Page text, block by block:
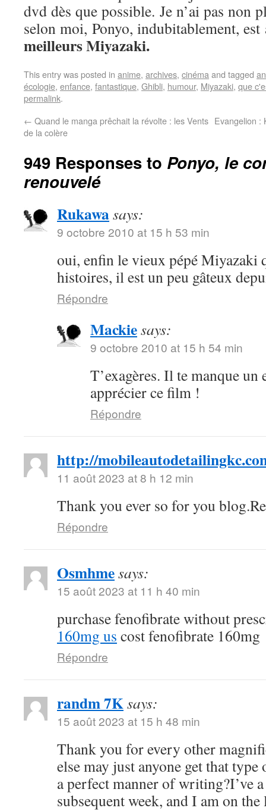
dvd dès que possible. Je n’ai pas non
selon moi, Ponyo, indubitablement,
meilleurs Miyazaki.
This entry was posted in anime, archives, cinéma and tagged
écologie, enfance, fantastique, Ghibli, humour, Miyazaki, que
permalink.
← Quand le manga prêchait la révolte : les Vents
de la colère
Evangelion :
949 Responses to Ponyo, le
renouvelé
Rukawasays:
9 octobre 2010 at 15 h 53 min
oui, enfin le vieux pépé Miyazaki
histoires, il est un peu gâteux
Répondre
Mackiesays:
9 octobre 2010 at 15 h 54 min
T’exagères. Il te manque un
apprécier ce film !
Répondre
http://
11 août 2023 at 8 h 12 min
Thank you ever so for you
Répondre
Osmhmesays:
15 août 2023 at 11 h 40 min
purchase fenofibrate without
160mg us cost fenofibrate 160mg
Répondre
randm 7Ksays:
15 août 2023 at 15 h 48 min
Thank you for every other
else may just anyone get that
a perfect manner of writing?I’ve
subsequent week, and I am on